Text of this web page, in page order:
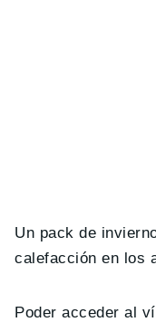
Un pack de
calefacción en los
Poder acceder al